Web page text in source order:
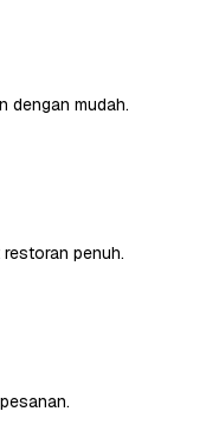
dengan mudah.
penuh.